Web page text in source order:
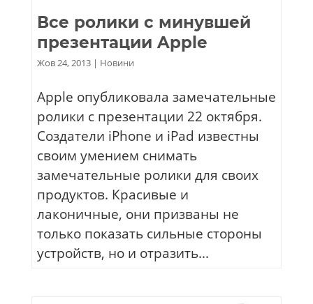
Все ролики с минувшей
презентации Apple
Жов 24, 2013| Новини
Apple опубликовала замечательные
ролики с презентации 22 октября.
Создатели iPhone и iPad известны
своим умением снимать
замечательные ролики для своих
продуктов. Красивые и
лаконичные, они призваны не
только показать сильные стороны
устройств, но и отразить...